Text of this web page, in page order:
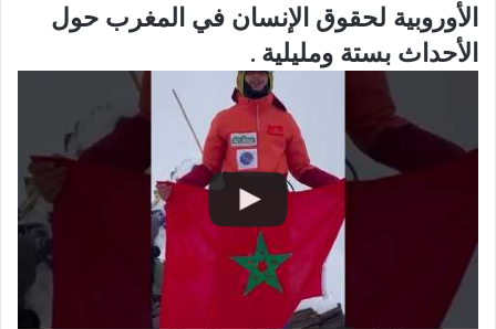
الأوروبية لحقوق الإنسان في المغرب حول
الأحداث بستة ومليلية .